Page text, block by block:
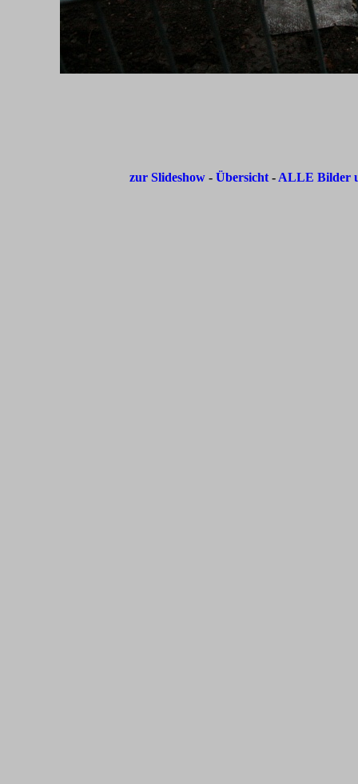
zur Slideshow- Übersicht - ALLE Bilder